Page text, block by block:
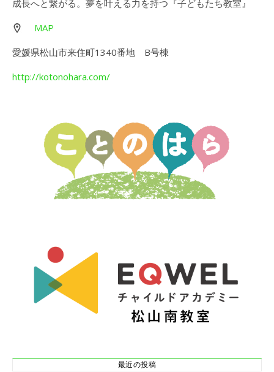
成長へと繋がる。夢を叶える力を持つ『子どもたち教室』
MAP
愛媛県松山市来住町1340番地 B号棟
http://kotonohara.com/
最近の投稿